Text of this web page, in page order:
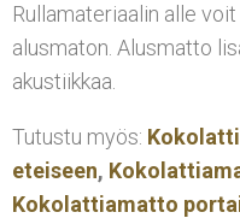
Rullamateriaalin alle
alusmaton. Alusmatto
akustiikkaa.
Tutustu myös:
eteiseen,
Kokolattiamatto